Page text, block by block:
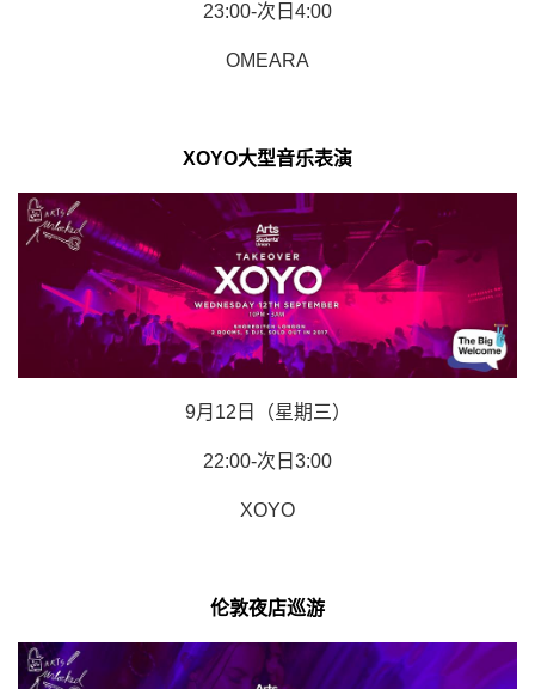
23:00-次日4:00
OMEARA
XOYO大型音乐表演
9月12日（星期三）
22:00-次日3:00
XOYO
伦敦夜店巡游